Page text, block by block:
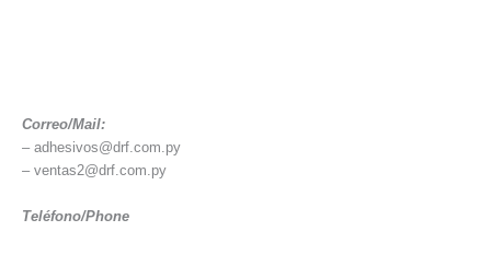
Correo/Mail:
– adhesivos@drf.com.py
– ventas2@drf.com.py
Teléfono/Phone